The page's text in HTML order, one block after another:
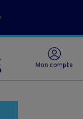
Mon compte